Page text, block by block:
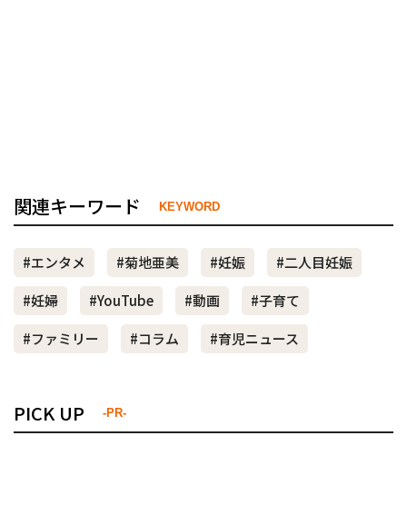
関連キーワード KEYWORD
#エンタメ #菊地亜美 #妊娠
#二人目妊娠
#妊婦
#YouTube #動画
#子育て
#ファミリー
#コラム #育児ニュース
PICK UP -PR-